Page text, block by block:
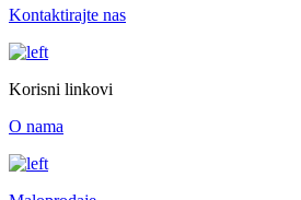
Kontaktirajte nas
Korisni linkovi
O nama